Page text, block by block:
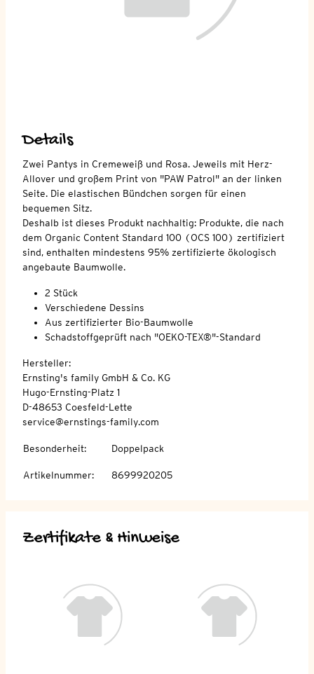
Details
Zwei Pantys in Cremeweiß und Rosa. Jeweils mit Herz-
Allover und großem Print von "PAW Patrol" an der linken
Seite. Die elastischen Bündchen sorgen für einen
bequemen Sitz.
Deshalb ist dieses Produkt nachhaltig: Produkte, die nach
dem Organic Content Standard 100 (OCS 100) zertifiziert
sind, enthalten mindestens 95% zertifizierte ökologisch
angebaute Baumwolle.
2 Stück
Verschiedene Dessins
Aus zertifizierter Bio-Baumwolle
Schadstoffgeprüft nach "OEKO-TEX®"-Standard
Hersteller:
Ernsting's family GmbH & Co. KG
Hugo-Ernsting-Platz 1
D-48653 Coesfeld-Lette
service@ernstings-family.com
Besonderheit: Doppelpack
Artikelnummer: 8699920205
Zertifikate & Hinweise